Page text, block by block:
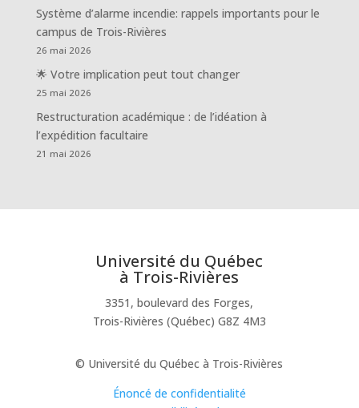
Système d’alarme incendie: rappels importants pour le
campus de Trois-Rivières
26 mai 2026
🌟 Votre implication peut tout changer
25 mai 2026
Restructuration académique : de l’idéation à
l’expédition facultaire
21 mai 2026
Université du Québec
à Trois-Rivières
3351, boulevard des Forges,
Trois-Rivières (Québec) G8Z 4M3
© Université du Québec à Trois-Rivières
Énoncé de confidentialité